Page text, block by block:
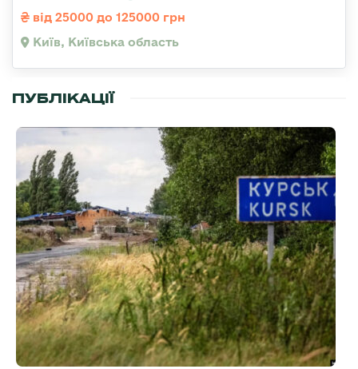
від 25000 до 125000 грн
Київ, Київська область
ПУБЛІКАЦІЇ